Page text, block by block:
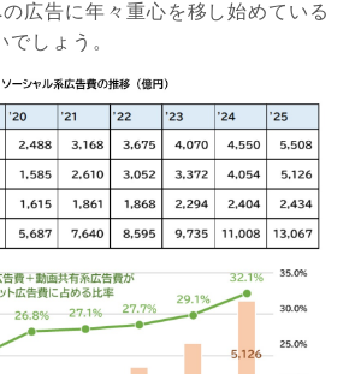
広告に年々重心を移し始めている
しょう。